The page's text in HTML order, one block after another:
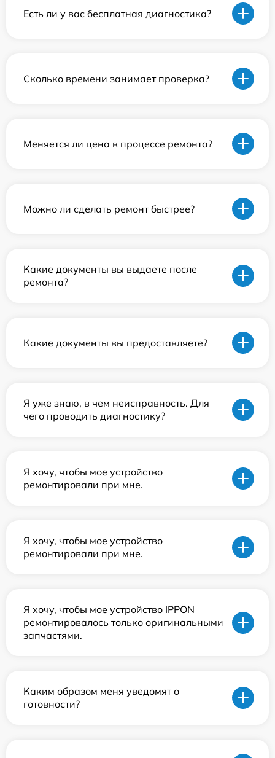
Есть ли у вас бесплатная диагностика?
Сколько времени занимает проверка?
Меняется ли цена в процессе ремонта?
Можно ли сделать ремонт быстрее?
Какие документы вы выдаете после
ремонта?
Какие документы вы предоставляете?
Я уже знаю, в чем неисправность. Для
чего проводить диагностику?
Я хочу, чтобы мое устройство
ремонтировали при мне.
Я хочу, чтобы мое устройство
ремонтировали при мне.
Я хочу, чтобы мое устройство IPPON
ремонтировалось только оригинальными
запчастями.
Каким образом меня уведомят о
готовности?